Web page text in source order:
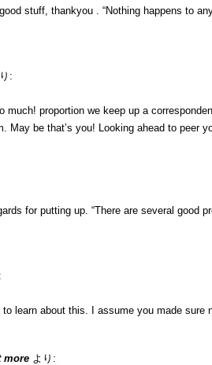
stuff, thankyou . “Nothing happens to
:
much! proportion we keep up a
May be that’s you! Looking ahead to peer
for putting up. “There are several good
learn about this. I assume you made sure
more より: